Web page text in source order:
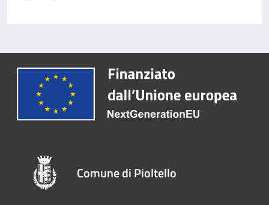
Comune di Pioltello